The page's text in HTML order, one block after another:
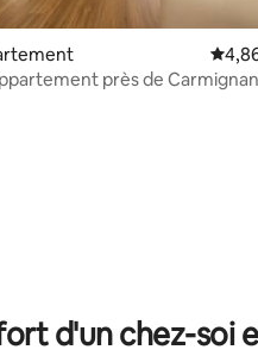
sur la base de 29
près de
d'un chez-soi